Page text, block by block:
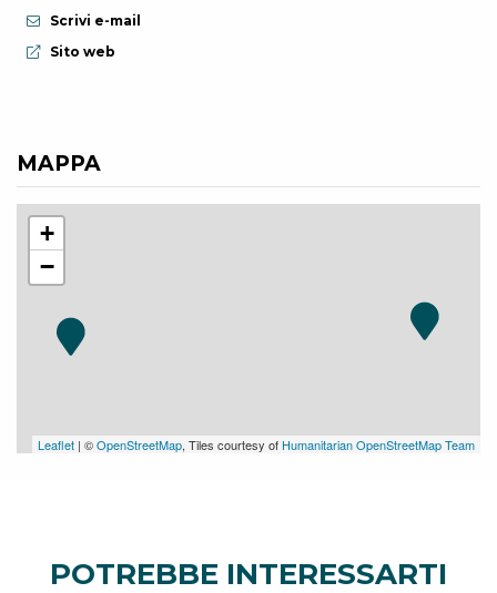
Scrivi e-mail
Sito web:
Sito web
MAPPA
+
−
Leaflet | ©OpenStreetMap, Tiles courtesy of Humanitarian OpenStreetMap Team
POTREBBE INTERESSARTI